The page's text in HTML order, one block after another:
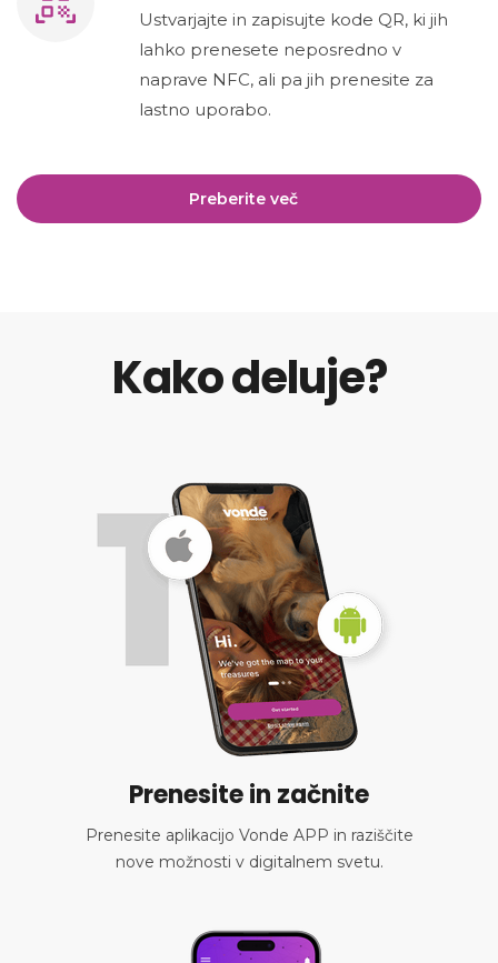
Ustvarjajte in zapisujte kode QR, ki jih
lahko prenesete neposredno v
naprave NFC, ali pa jih prenesite za
lastno uporabo.
Preberite več
Kako deluje?
Prenesite in začnite
Prenesite aplikacijo Vonde APP in raziščite
nove možnosti v digitalnem svetu.